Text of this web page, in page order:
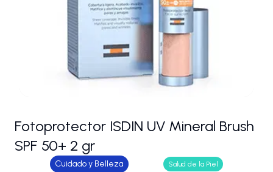
Fotoprotector ISDIN UV Mineral Brush
SPF 50+ 2 gr
Cuidado y Belleza
Salud de la Piel